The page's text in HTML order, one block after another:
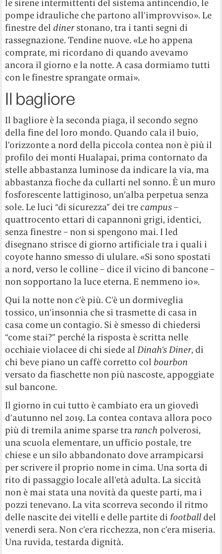
le sirene intermittenti del sistema antincendio, le
pompe idrauliche che partono all’improvviso». Le
finestre del diner stonano, tra i tanti segni di
rassegnazione. Tendine nuove. «Le ho appena
comprate, mi ricordano di quando avevamo
ancora il giorno e la notte. A casa dormiamo tutti
con le finestre sprangate ormai».
Il bagliore
Il bagliore è la seconda piaga, il secondo segno
della fine del loro mondo. Quando cala il buio,
l’orizzonte a nord della piccola contea non è più il
profilo dei monti Hualapai, prima contornato da
stelle abbastanza luminose da indicare la via, ma
abbastanza fioche da cullarti nel sonno. È un muro
fosforescente lattiginoso, un’alba perpetua senza
sole. Le luci “di sicurezza” dei tre campus–
quattrocento ettari di capannoni grigi, identici,
senza finestre – non si spengono mai. I led
disegnano strisce di giorno artificiale tra i quali i
coyote hanno smesso di ululare. «Si sono spostati
a nord, verso le colline – dice il vicino di bancone –
non sopportano la luce eterna. E nemmeno io».
Qui la notte non c’è più. C’è un dormiveglia
tossico, un’insonnia che si trasmette di casa in
casa come un contagio. Si è smesso di chiedersi
“come stai?” perché la risposta è scritta nelle
occhiaie violacee di chi siede alDinah’s Diner, di
chi beve piano un caffè corretto colbourbon
versato da fiaschette non più nascoste, appoggiate
sul bancone.
Il giorno in cui tutto è cambiato era un giovedì
d’autunno nel 2019. La contea contava allora poco
più di tremila anime sparse tra ranch polverosi,
una scuola elementare, un ufficio postale, tre
chiese e un silo abbandonato dove arrampicarsi
per scrivere il proprio nome in cima. Una sorta di
rito di passaggio locale all’età adulta. La siccità
non è mai stata una novità da queste parti, ma i
pozzi tenevano. La vita scorreva secondo il ritmo
delle nascite dei vitelli e delle partite di football del
venerdì sera. Non c’era ricchezza, non c’era miseria.
Una ruvida, testarda dignità.